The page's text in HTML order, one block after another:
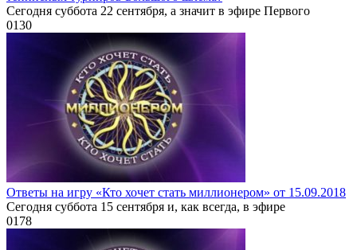
Сегодня суббота 22 сентября, а значит в эфире Первого
0130
Ответы на игру «Кто хочет стать миллионером» от 15.09.2018
Сегодня суббота 15 сентября и, как всегда, в эфире
0178